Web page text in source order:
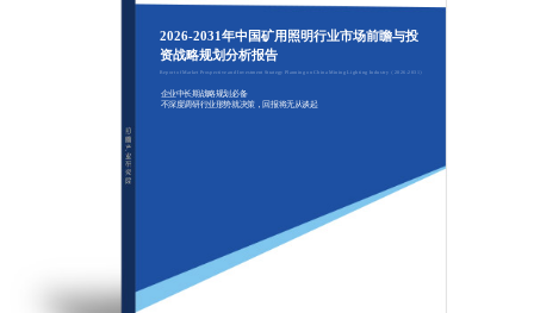
2026-2031年中国矿用照明行业市场前瞻与投
资战略规划分析报告
Report of Market Prospective and Investment Strategy Planning on China Mining Lighting Industry（2026-2031）
企业中长期战略规划必备
不深度调研行业形势就决策，回报将无从谈起